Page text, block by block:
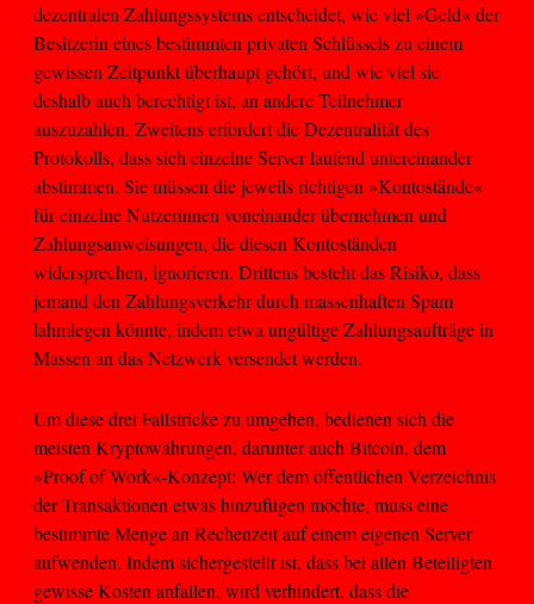
dezentralen Zahlungssystems entscheidet, wie viel »Geld« der
Besitzerin eines bestimmten privaten Schlüssels zu einem
gewissen Zeitpunkt überhaupt gehört, und wie viel sie
deshalb auch berechtigt ist, an andere Teilnehmer
auszuzahlen. Zweitens erfordert die Dezentralität des
Protokolls, dass sich einzelne Server laufend untereinander
abstimmen. Sie müssen die jeweils richtigen »Kontostände«
für einzelne Nutzerinnen voneinander übernehmen und
Zahlungsanweisungen, die diesen Kontoständen
widersprechen, ignorieren. Drittens besteht das Risiko, dass
jemand den Zahlungsverkehr durch massenhaften Spam
lahmlegen könnte, indem etwa ungültige Zahlungsaufträge in
Massen an das Netzwerk versendet werden.
Um diese drei Fallstricke zu umgehen, bedienen sich die
meisten Kryptowährungen, darunter auch Bitcoin, dem
»Proof of Work«-Konzept: Wer dem öffentlichen Verzeichnis
der Transaktionen etwas hinzufügen möchte, muss eine
bestimmte Menge an Rechenzeit auf einem eigenen Server
aufwenden. Indem sichergestellt ist, dass bei allen Beteiligten
gewisse Kosten anfallen, wird verhindert, dass die